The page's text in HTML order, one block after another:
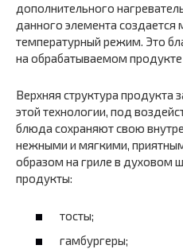
дополнительного
данного элемента
температурный режим. Это
на обрабатываемом
Верхняя структура продукта
этой технологии, под
блюда сохраняют свою
нежными и мягкими,
образом на гриле в духовом
продукты:
тосты;
гамбургеры;